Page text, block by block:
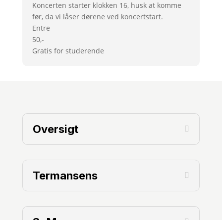
Koncerten starter klokken 16, husk at komme
før, da vi låser dørene ved koncertstart.
Entre
50,-
Gratis for studerende
Oversigt
Termansens